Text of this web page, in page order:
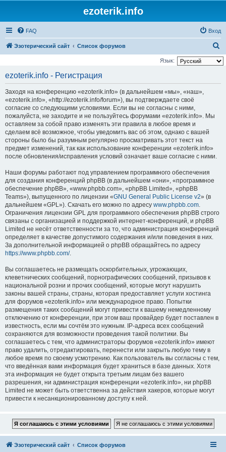
ezoterik.info
FAQ Вход
Эзотерический сайт Список форумов
о
Язык:
ezoterik.info - Регистрация
Заходя на конференцию «ezoterik.info» (в дальнейшем «мы», «наш»,
«ezoterik.info», «http://ezoterik.info/forum»), вы подтверждаете своё
согласие со следующими условиями. Если вы не согласны с ними,
пожалуйста, не заходите и не пользуйтесь форумами «ezoterik.info». Мы
оставляем за собой право изменять эти правила в любое время и
сделаем всё возможное, чтобы уведомить вас об этом, однако с вашей
стороны было бы разумным регулярно просматривать этот текст на
предмет изменений, так как использование конференции «ezoterik.info»
после обновления/исправления условий означает ваше согласие с ними.
Наши форумы работают под управлением программного обеспечения
для создания конференций phpBB (в дальнейшем «они», «программное
обеспечение phpBB», «www.phpbb.com», «phpBB Limited», «phpBB
Teams»), выпущенного по лицензии «GNU General Public License v2» (в
дальнейшем «GPL»). Скачать его можно по адресу www.phpbb.com.
Ограничения лицензии GPL для программного обеспечения phpBB строго
связаны с организацией и поддержкой интернет-конференций, и phpBB
Limited не несёт ответственности за то, что администрация конференций
определяет в качестве допустимого содержания и/или поведения в них.
За дополнительной информацией о phpBB обращайтесь по адресу
https://www.phpbb.com/.
Вы соглашаетесь не размещать оскорбительных, угрожающих,
клеветнических сообщений, порнографических сообщений, призывов к
национальной розни и прочих сообщений, которые могут нарушить
законы вашей страны, страны, которая предоставляет услуги хостинга
для форумов «ezoterik.info» или международное право. Попытки
размещения таких сообщений могут привести к вашему немедленному
отключению от конференции, при этом ваш провайдер будет поставлен в
известность, если мы сочтём это нужным. IP-адреса всех сообщений
сохраняются для возможности проведения такой политики. Вы
соглашаетесь с тем, что администраторы форумов «ezoterik.info» имеют
право удалить, отредактировать, перенести или закрыть любую тему в
любое время по своему усмотрению. Как пользователь вы согласны с тем,
что введённая вами информация будет храниться в базе данных. Хотя
эта информация не будет открыта третьим лицам без вашего
разрешения, ни администрация конференции «ezoterik.info», ни phpBB
Limited не может быть ответственна за действия хакеров, которые могут
привести к несанкционированному доступу к ней.
Эзотерический сайт Список форумов